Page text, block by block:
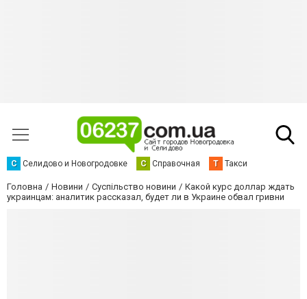
С Селидово и Новогродовке С Справочная Т Такси
Головна Новини Суспільство новини
Какой курс доллар ждать
украинцам: аналитик рассказал, будет ли в Украине обвал гривни